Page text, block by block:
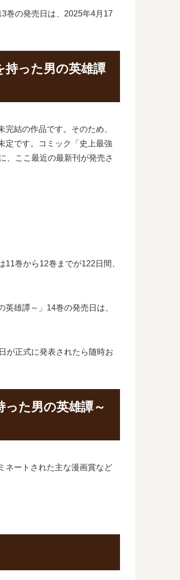
巻の発売日は、2025年4月17
持った男の英雄譚
結の作品です。そのため、
定です。コミック「史上最強
、ここ最近の最新刊が発売さ
巻から12巻までが122日間、
雄譚～」14巻の発売日は、
が正式に発表されたら随時お
た男の英雄譚～
ネートされた主な漫画賞など